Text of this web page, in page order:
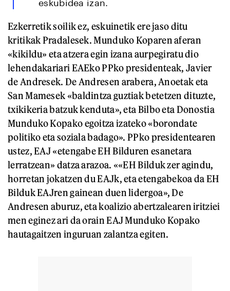
eskubidea izan.
Ezkerretik soilik ez, eskuinetik ere jaso ditu
kritikak Pradalesek. Munduko Koparen aferan
«kikildu» eta atzera egin izana aurpegiratu dio
lehendakariari EAEko PPko presidenteak, Javier
de Andresek. De Andresen arabera, Anoetak eta
San Mamesek «baldintza guztiak betetzen dituzte,
txikikeria batzuk kenduta», eta Bilbo eta Donostia
Munduko Kopako egoitza izateko «borondate
politiko eta soziala badago». PPko presidentearen
ustez, EAJ «etengabe EH Bilduren esanetara
lerratzean» datza arazoa. ««EH Bilduk zer agindu,
horretan jokatzen du EAJk, eta etengabekoa da EH
Bilduk EAJren gainean duen lidergoa», De
Andresen aburuz, eta koalizio abertzalearen iritziei
men eginez ari da orain EAJ Munduko Kopako
hautagaitzen inguruan zalantza egiten.